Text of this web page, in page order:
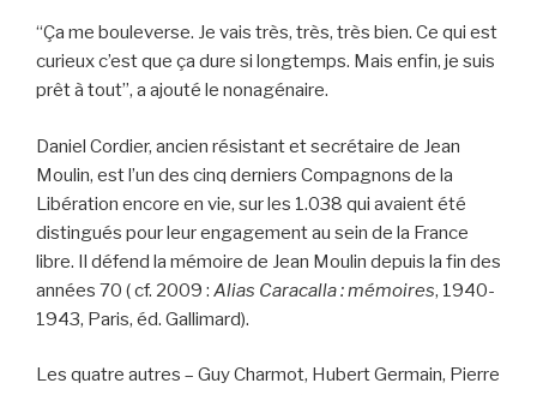
“Ça me bouleverse. Je vais très, très, très bien. Ce qui est
curieux c’est que ça dure si longtemps. Mais enfin, je suis
prêt à tout”, a ajouté le nonagénaire.
Daniel Cordier, ancien résistant et secrétaire de Jean
Moulin, est l’un des cinq derniers Compagnons de la
Libération encore en vie, sur les 1.038 qui avaient été
distingués pour leur engagement au sein de la France
libre. Il défend la mémoire de Jean Moulin depuis la fin des
années 70 ( cf. 2009 : Alias Caracalla : mémoires, 1940-
1943, Paris, éd. Gallimard).
Les quatre autres – Guy Charmot, Hubert Germain, Pierre